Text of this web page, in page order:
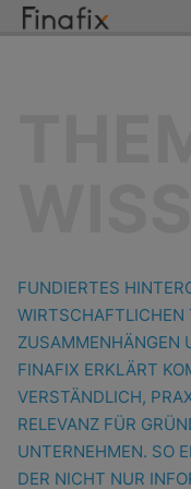
FUNDIERTES
WIRTSCHAFTLICHEN
ZUSAMMENHÄNGEN
FINAFIX ERKLÄRT
VERSTÄNDLICH,
RELEVANZ FÜR
UNTERNEHMEN. SO
DER NICHT NUR